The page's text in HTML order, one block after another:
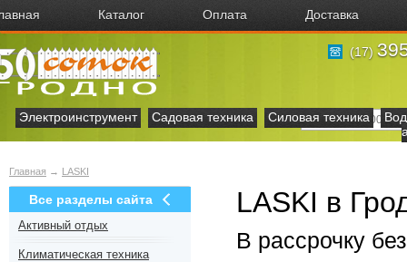
Каталог Оплата Доставка
(17)
Электроинструмент Садовая техника Силовая техника
Главная → LASKI
Все разделы сайта
Активный отдых
Климатическая техника
LASKI в
В рассрочку